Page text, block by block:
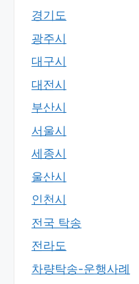
경기도
광주시
대구시
대전시
부산시
서울시
세종시
울산시
인천시
전국 탁송
전라도
차량탁송-운행사례